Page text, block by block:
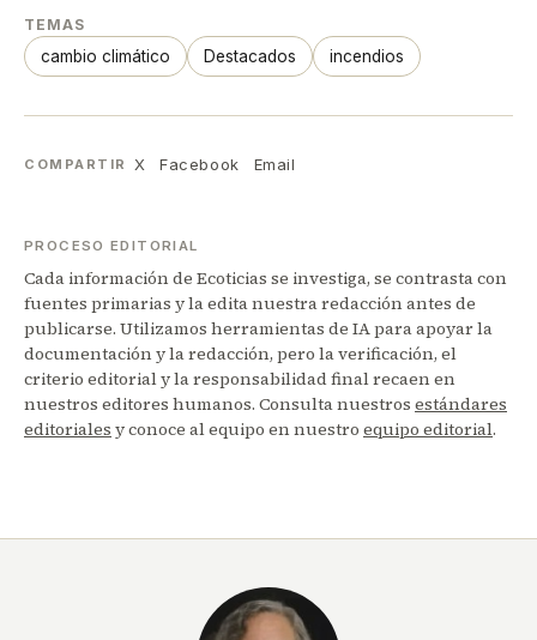
TEMAS
cambio climático Destacados incendios
COMPARTIR X Facebook Email
PROCESO EDITORIAL
Cada información de Ecoticias se investiga, se contrasta con
fuentes primarias y la edita nuestra redacción antes de
publicarse. Utilizamos herramientas de IA para apoyar la
documentación y la redacción, pero la verificación, el
criterio editorial y la responsabilidad final recaen en
nuestros editores humanos. Consulta nuestros estándares
editoriales y conoce al equipo en nuestro equipo editorial.